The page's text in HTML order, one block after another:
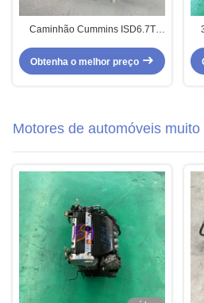
Caminhão Cummins ISD6.7T
Supercharger
Obtenha o melhor preço
Motores de automóveis